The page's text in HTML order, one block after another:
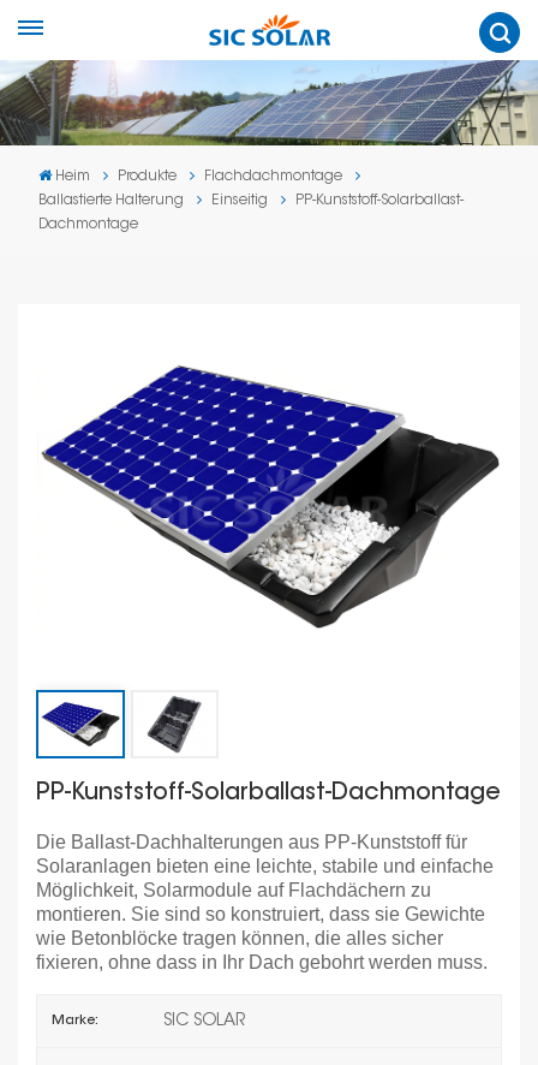
Heim Produkte
Flachdachmontage
Ballastierte Halterung
Einseitig
PP-Kunststoff-Solarballast-
Dachmontage
PP-Kunststoff-Solarballast-Dachmontage
Die Ballast-Dachhalterungen aus PP-Kunststoff für
Solaranlagen bieten eine leichte, stabile und einfache
Möglichkeit, Solarmodule auf Flachdächern zu
montieren. Sie sind so konstruiert, dass sie Gewichte
wie Betonblöcke tragen können, die alles sicher
fixieren, ohne dass in Ihr Dach gebohrt werden muss.
Marke: SIC SOLAR